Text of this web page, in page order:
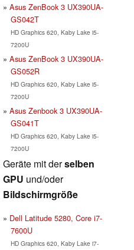
Asus ZenBook 3 UX390UA-
GS042T
HD Graphics 620, Kaby Lake i5-
7200U
Asus ZenBook 3 UX390UA-
GS052R
HD Graphics 620, Kaby Lake i5-
7200U
Asus Zenbook 3 UX390UA-
GS041T
HD Graphics 620, Kaby Lake i5-
7200U
Geräte mit derselben
GPU und/oder
Bildschirmgröße
Dell Latitude 5280, Core i7-
7600U
HD Graphics 620, Kaby Lake i7-